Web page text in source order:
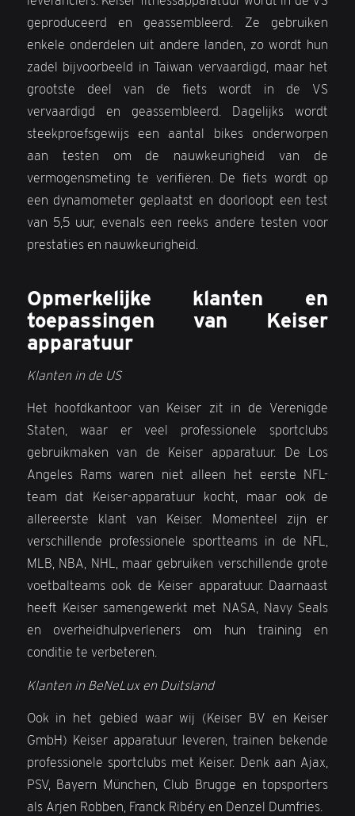
geproduceerd en geassembleerd. Ze gebruiken
enkele onderdelen uit andere landen, zo wordt hun
zadel bijvoorbeeld in Taiwan vervaardigd, maar het
grootste deel van de fiets wordt in de VS
vervaardigd en geassembleerd. Dagelijks wordt
steekproefsgewijs een aantal bikes onderworpen
aan testen om de nauwkeurigheid van de
vermogensmeting te verifiëren. De fiets wordt op
een dynamometer geplaatst en doorloopt een test
van 5,5 uur, evenals een reeks andere testen voor
prestaties en nauwkeurigheid.
Opmerkelijke klanten en
toepassingen van Keiser
apparatuur
Klanten in de US
Het hoofdkantoor van Keiser zit in de Verenigde
Staten, waar er veel professionele sportclubs
gebruikmaken van de Keiser apparatuur. De Los
Angeles Rams waren niet alleen het eerste NFL-
team dat Keiser-apparatuur kocht, maar ook de
allereerste klant van Keiser. Momenteel zijn er
verschillende professionele sportteams in de NFL,
MLB, NBA, NHL, maar gebruiken verschillende grote
voetbalteams ook de Keiser apparatuur. Daarnaast
heeft Keiser samengewerkt met NASA, Navy Seals
en overheidhulpverleners om hun training en
conditie te verbeteren.
Klanten in BeNeLux en Duitsland
Ook in het gebied waar wij (Keiser BV en Keiser
GmbH) Keiser apparatuur leveren, trainen bekende
professionele sportclubs met Keiser. Denk aan Ajax,
PSV, Bayern München, Club Brugge en topsporters
als Arjen Robben, Franck Ribéry en Denzel Dumfries.